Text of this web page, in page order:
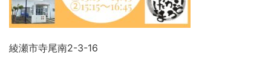
綾瀬市寺尾南2-3-16